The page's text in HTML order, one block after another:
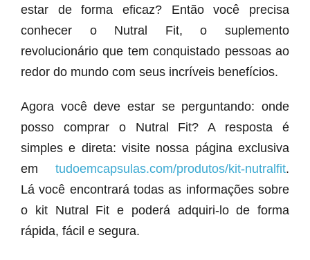
estar de forma eficaz? Então você precisa
conhecer o Nutral Fit, o suplemento
revolucionário que tem conquistado pessoas ao
redor do mundo com seus incríveis benefícios.
Agora você deve estar se perguntando: onde
posso comprar o Nutral Fit? A resposta é
simples e direta: visite nossa página exclusiva
em tudoemcapsulas.com/produtos/kit-nutralfit.
Lá você encontrará todas as informações sobre
o kit Nutral Fit e poderá adquiri-lo de forma
rápida, fácil e segura.